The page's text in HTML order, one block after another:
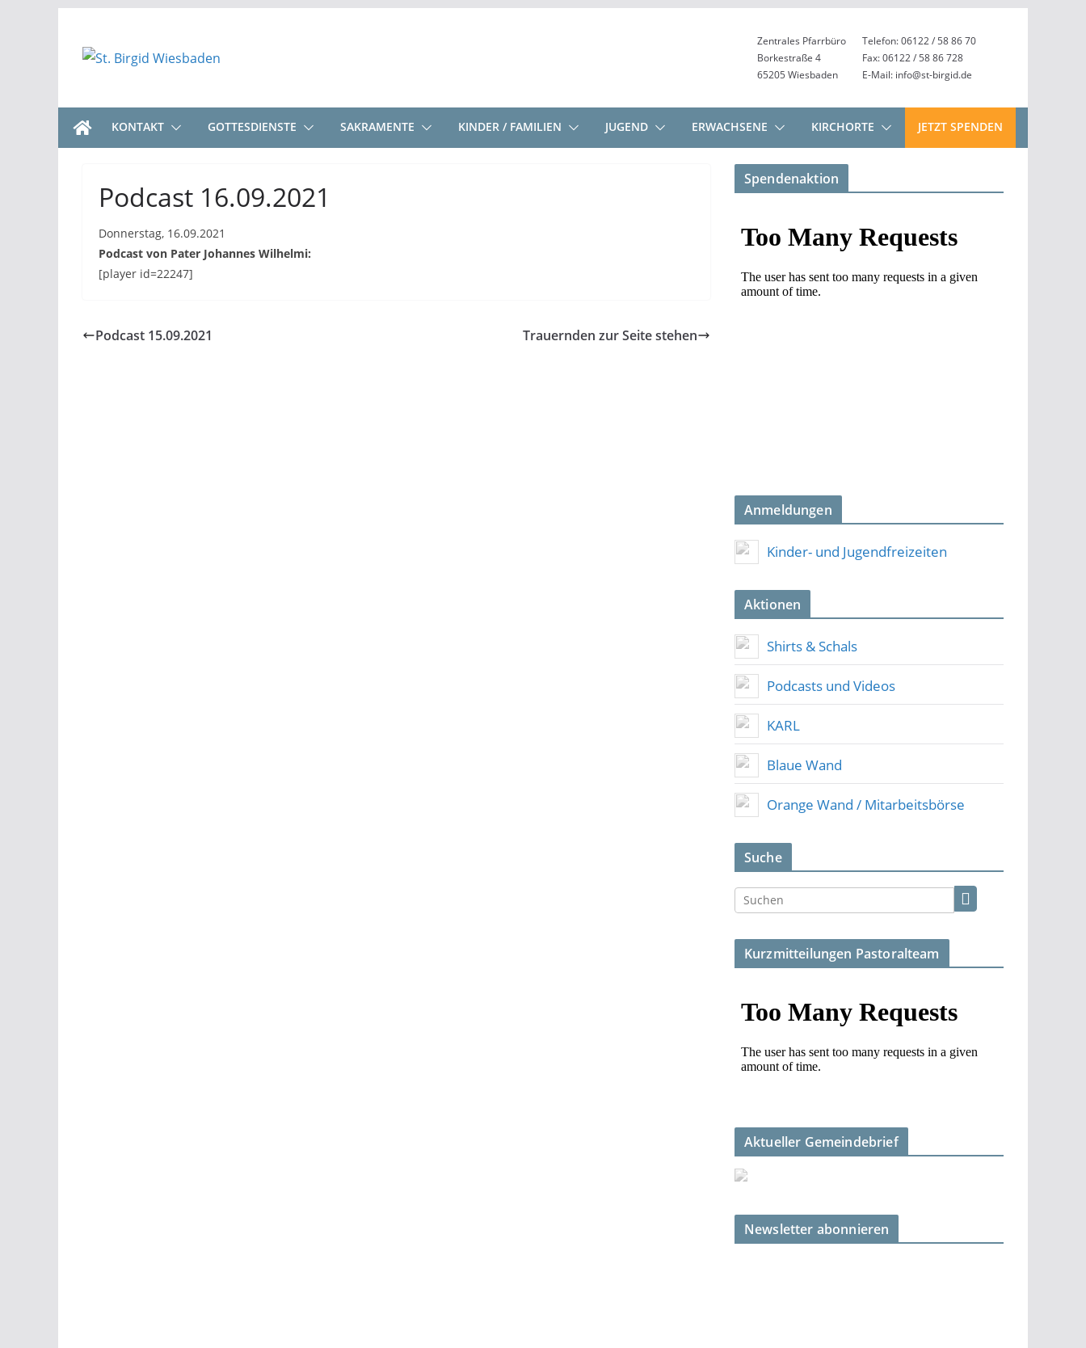
springen
Zentrales Pfarrbüro
Borkestraße 4
65205 Wiesbaden
Telefon: 06122 / 58 86 70
Fax: 06122 / 58 86 728
E-Mail: info@st-birgid.de
KONTAKT GOTTESDIENSTE SAKRAMENTE KINDER / FAMILIEN JUGEND ERWACHSENE KIRCHORTE JETZT SPENDEN
Podcast 16.09.2021
Donnerstag, 16.09.2021
Podcast von Pater Johannes Wilhelmi:
[player id=22247]
Podcast 15.09.2021 Trauernden zur Seite stehen
Spendenaktion
Anmeldungen
Kinder- und Jugendfreizeiten
Aktionen
Shirts & Schals
Podcasts und Videos
KARL
Blaue Wand
Orange Wand / Mitarbeitsbörse
Suche
Kurzmitteilungen Pastoralteam
Aktueller Gemeindebrief
Newsletter abonnieren